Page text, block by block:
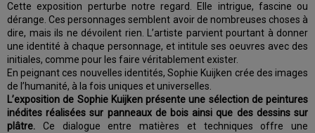
Cette exposition perturbe notre regard. Elle intrigue, fascine ou
dérange. Ces personnages semblent avoir de nombreuses choses à
dire, mais ils ne dévoilent rien. L’artiste parvient pourtant à donner
une identité à chaque personnage, et intitule ses oeuvres avec des
initiales, comme pour les faire véritablement exister.
En peignant ces nouvelles identités, Sophie Kuijken crée des images
de l’humanité, à la fois uniques et universelles.
L’exposition de Sophie Kuijken présente une sélection de peintures
inédites réalisées sur panneaux de bois ainsi que des dessins sur
plâtre. Ce dialogue entre matières et techniques offre une